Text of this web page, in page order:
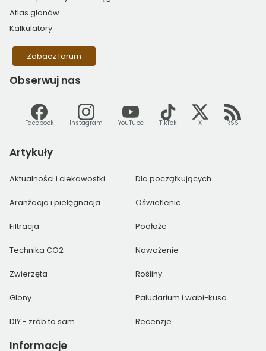
Atlas glonów
Kalkulatory
Zobacz forum
Obserwuj nas
Facebook Instagram YouTube TikTok X RSS
Artykuły
Aktualności i ciekawostki Dla początkujących
Aranżacja i pielęgnacja Oświetlenie
Filtracja Podłoże
Technika CO2 Nawożenie
Zwierzęta Rośliny
Glony Paludarium i wabi-kusa
DIY - zrób to sam Recenzje
Informacje